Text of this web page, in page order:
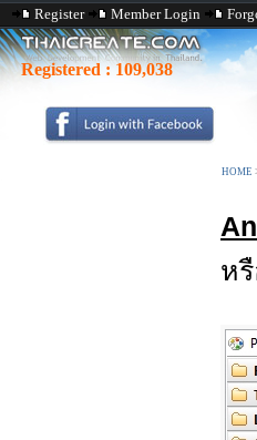
Register Member Login
Registered : 109,038
HOME
ห